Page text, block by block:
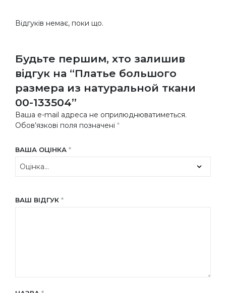
Відгуків немає, поки що.
Будьте першим, хто залишив
відгук на “Платье большого
размера из натуральной ткани
00-133504”
Ваша e-mail адреса не оприлюднюватиметься.
Обов’язкові поля позначені *
ВАША ОЦІНКА *
ВАШ ВІДГУК *